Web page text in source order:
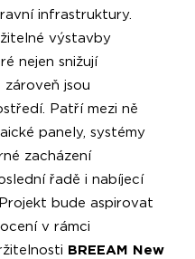
infrastruktury.
výstavby
nejen snižují
jsou
Patří mezi ně
panely, systémy
zacházení
řadě i nabíjecí
bude aspirovat
v rámci
BREEAM New